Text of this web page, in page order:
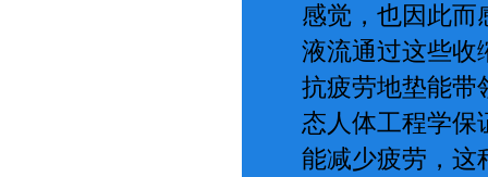
感觉，也因此而
液流通过这些收
抗疲劳地垫能带
态人体工程学保
能减少疲劳，这